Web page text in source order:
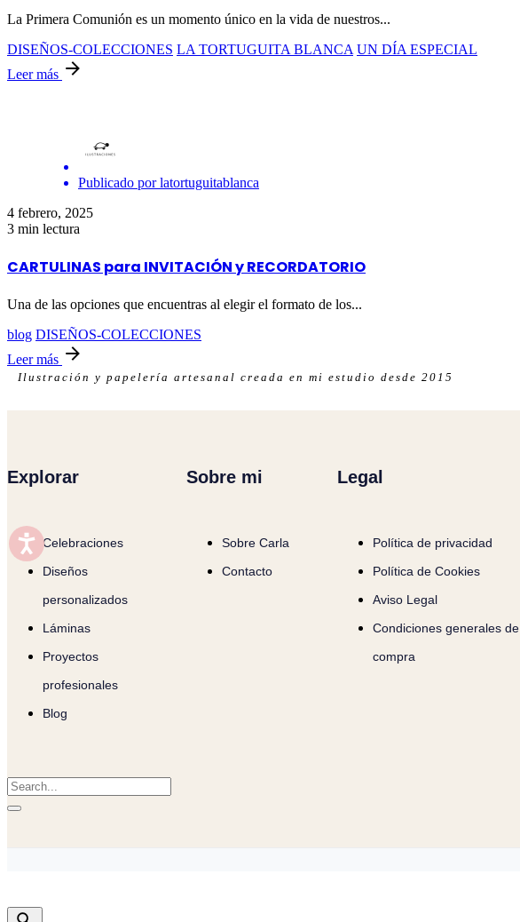
La Primera Comunión es un momento único en la vida de nuestros...
DISEÑOS-COLECCIONES LA TORTUGUITA BLANCA UN DÍA ESPECIAL
Leer más
Publicado por latortuguitablanca
4 febrero, 2025
3 min lectura
CARTULINAS para INVITACIÓN y RECORDATORIO
Una de las opciones que encuentras al elegir el formato de los...
blog DISEÑOS-COLECCIONES
Leer más
Ilustración y papelería artesanal creada en mi estudio desde 2015
Explorar
Celebraciones
Diseños
personalizados
Láminas
Proyectos
profesionales
Blog
Sobre mi
Sobre Carla
Contacto
Legal
Política de privacidad
Política de Cookies
Aviso Legal
Condiciones generales de
compra